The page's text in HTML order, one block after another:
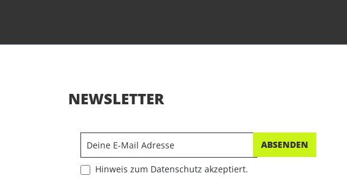
NEWSLETTER
ABSENDEN
Hinweis zum Datenschutz akzeptiert.